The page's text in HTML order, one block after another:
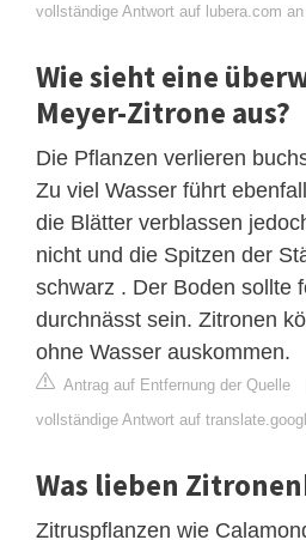
vollständige Antwort auf lubera.com an
Wie sieht eine
Meyer-Zitrone aus?
Die Pflanzen verlieren
Zu viel Wasser führt
die Blätter verblassen
nicht und die Spitzen der
schwarz . Der Boden sollte
durchnässt sein. Zitronen
ohne Wasser auskommen.
Antrag auf Entfernung der Quelle
vollständige Antwort auf
Was lieben
Zitruspflanzen wie